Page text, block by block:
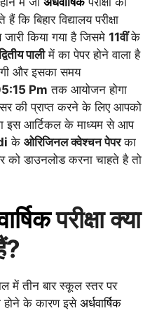
बिहार विद्यालय परीक्षा
किया गया है जिसमे 11वींके
पालीमें का पेपर होने वाला है
और इसका समय
Pm तक आयोजन होगा
की प्राप्त करने के लिए आपको
इस आर्टिकल के माध्यम से आप
के ओरिजिनल क्वेश्चन पेपरका
को डाउनलोड करना चाहते है तो
परीक्षा क्या
में तीन बार स्कूल स्तर पर
होने के कारण इसे अर्धवार्षिक